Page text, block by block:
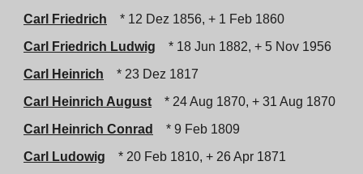
Carl Friedrich
* 12 Dez 1856, + 1 Feb 1860
Carl Friedrich Ludwig
* 18 Jun 1882, + 5 Nov 1956
Carl Heinrich
* 23 Dez 1817
Carl Heinrich August
* 24 Aug 1870, + 31 Aug 1870
Carl Heinrich Conrad
* 9 Feb 1809
Carl Ludowig
* 20 Feb 1810, + 26 Apr 1871